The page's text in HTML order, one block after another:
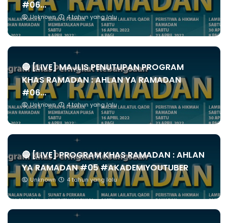
#06...
Unknown 4 tahun yang lalu
🔴 [LIVE] MAJLIS PENUTUPAN PROGRAM
KHAS RAMADAN : AHLAN YA RAMADAN
#06...
Unknown 4 tahun yang lalu
🔴 [LIVE] PROGRAM KHAS RAMADAN : AHLAN
YA RAMADAN #05 #AKADEMIYOUTUBER
Unknown 4 tahun yang lalu